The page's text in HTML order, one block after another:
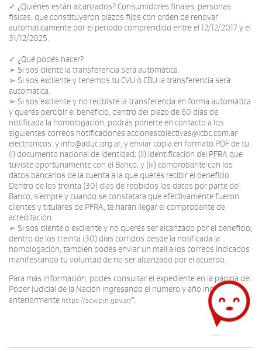
✓ ¿Quiénes están alcanzados? Consumidores finales, personas
físicas, que constituyeron plazos fijos con orden de renovar
automáticamente por el periodo comprendido entre el 12/12/2017 y el
31/12/2025.
✓ ¿Qué podés hacer?
➢ Si sos cliente la transferencia será automática.
➢ Si sos excliente y tenemos tu CVU ó CBU la transferencia será
automática.
➢ Si sos excliente y no recibiste la transferencia en forma automática
y querés percibir el beneficio, dentro del plazo de 60 días de
notificada la homologación, podrás ponerte en contacto a los
siguientes correos notificaciones.accionescolectivas@icbc.com.ar
electrónicos: y info@aduc.org.ar, y enviar copia en formato PDF de tu:
(i) documento nacional de identidad; (ii) identificación del PFRA que
tuviste oportunamente con el Banco; y (iii) comprobante con los
datos bancarios de la cuenta a la que querés recibir el beneficio.
Dentro de los treinta (30) días de recibidos los datos por parte del
Banco, siempre y cuando se constatara que efectivamente fueron
clientes y titulares de PFRA, te harán llegar el comprobante de
acreditación.
➢ Si sos cliente o excliente y no querés ser alcanzado por el beneficio,
dentro de los treinta (30) días corridos desde la notificada la
homologación, también podés enviar un mail a los correos indicados
manifestando tu voluntad de no ser alcanzado por el acuerdo.
Para más información, podés consultar el expediente en la página del
Poder Judicial de la Nación ingresando el número y año indicados
anteriormente https://scw.pjn.gov.ar/”.